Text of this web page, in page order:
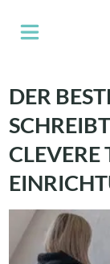
DER
CLEVERE